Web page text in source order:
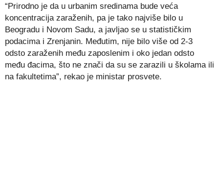
“Prirodno je da u urbanim sredinama bude veća
koncentracija zaraženih, pa je tako najviše bilo u
Beogradu i Novom Sadu, a javljao se u statističkim
podacima i Zrenjanin. Međutim, nije bilo više od 2-3
odsto zaraženih među zaposlenim i oko jedan odsto
među đacima, što ne znači da su se zarazili u školama ili
na fakultetima”, rekao je ministar prosvete.